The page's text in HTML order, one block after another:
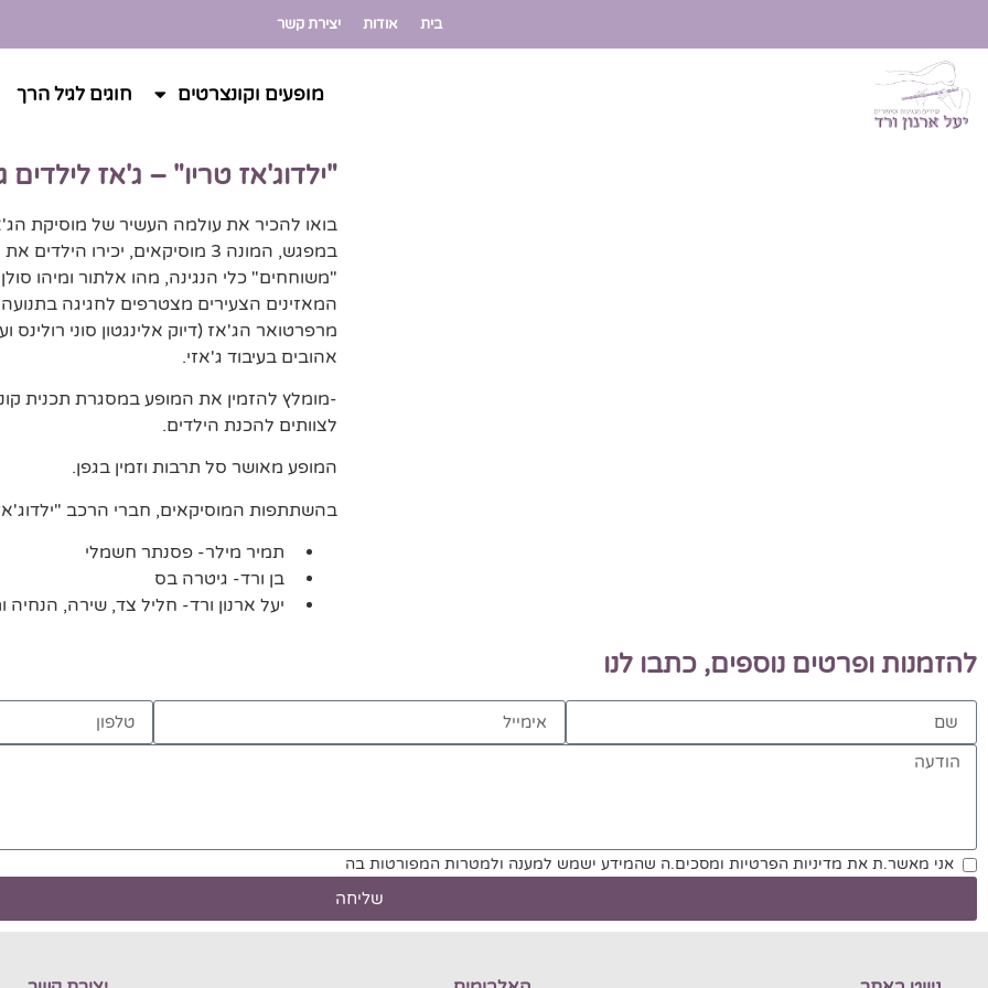
בית אודות יצירת קשר
מופעים וקונצרטים חוגים לגיל הרך
"ילדוג'אז טריו" – ג'אז לילדים
בואו להכיר את עולמה העשיר של מוסיקת
במפגש, המונה 3 מוסיקאים, יכירו
"משוחחים" כלי הנגינה, מהו אלתור ומיהו
המאזינים הצעירים מצטרפים לחגיגה בתנועה
מרפרטואר הג'אז (דיוק אלינגטון סוני רולינס
אהובים בעיבוד ג'אזי.
-מומלץ להזמין את המופע במסגרת תכנית
לצוותים להכנת הילדים.
המופע מאושר סל תרבות וזמין בגפן.
בהשתתפות המוסיקאים, חברי הרכב
תמיר מילר- פסנתר חשמלי
בן ורד- גיטרה בס
יעל ארנון ורד- חליל צד, שירה, הנחיה
להזמנות ופרטים נוספים, כתבו לנו
אני מאשר.ת את מדיניות הפרטיות ומסכים.ה שהמידע ישמש למענה ולמטרות המפורטות בה
שליחה